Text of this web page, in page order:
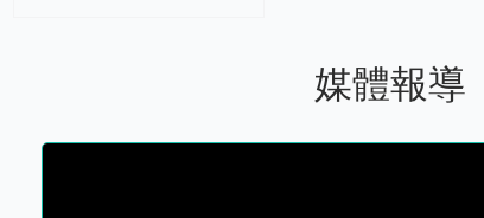
媒體報導